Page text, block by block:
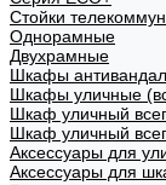
Стойки
Однорамные
Двухрамные
Шкафы
Шкафы уличные
Шкаф уличный
Шкаф уличный
Аксессуары для
Аксессуары для